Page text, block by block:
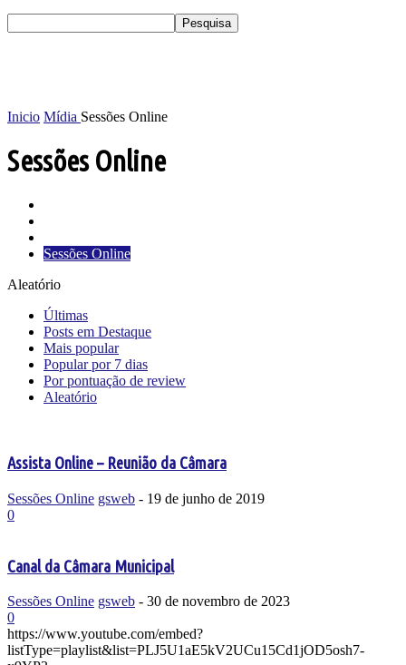
Inicio Mídia Sessões Online
Sessões Online
Sessões Online
Aleatório
Últimas
Posts em Destaque
Mais popular
Popular por 7 dias
Por pontuação de review
Aleatório
Assista Online – Reunião da Câmara
Sessões Online gsweb - 19 de junho de 2019
0
Canal da Câmara Municipal
Sessões Online gsweb - 30 de novembro de 2023
0
https://www.youtube.com/embed?
listType=playlist&list=PLJ5U1aE5kV2UCu15Cd1jOD5osh7-